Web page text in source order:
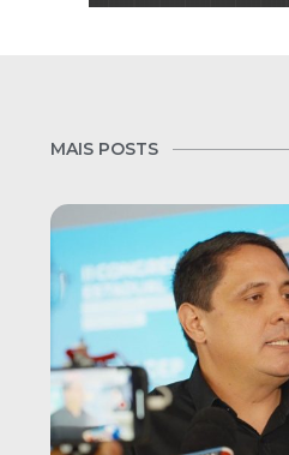
MAIS POSTS